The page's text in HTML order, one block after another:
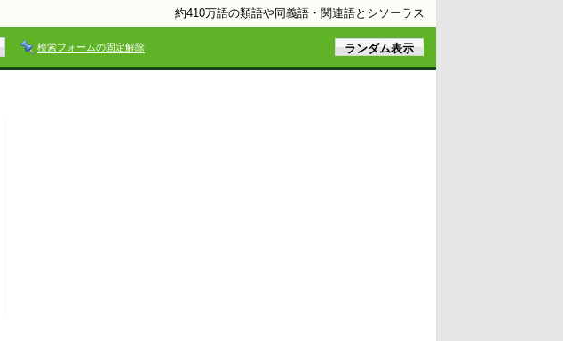
約410万語の類語や同義語・関連語とシソーラス
検索フォームの固定解除